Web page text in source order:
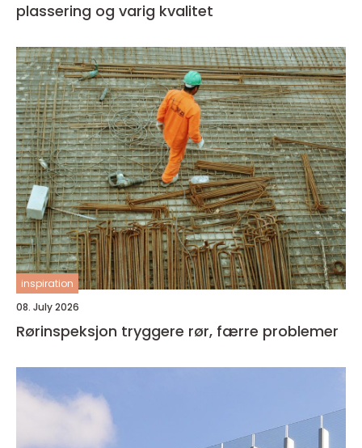
plassering og varig kvalitet
inspiration
08. July 2026
Rørinspeksjon tryggere rør, færre problemer